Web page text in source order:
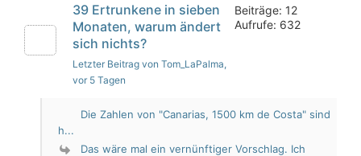
39 Ertrunkene in sieben
Monaten, warum ändert
sich nichts?
Letzter Beitrag von Tom_LaPalma,
vor 5 Tagen
Beiträge: 12
Aufrufe: 632
Die Zahlen von "Canarias, 1500 km de Costa" sind
h...
Das wäre mal ein vernünftiger Vorschlag. Ich